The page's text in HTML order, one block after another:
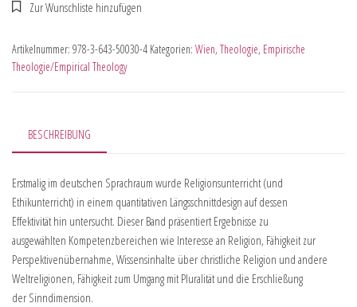
Artikelnummer: 978-3-643-50030-4 Kategorien: Wien, Theologie, Empirische
Theologie/Empirical Theology
BESCHREIBUNG
Erstmalig im deutschen Sprachraum wurde Religionsunterricht (und
Ethikunterricht) in einem quantitativen Längsschnittdesign auf dessen
Effektivität hin untersucht. Dieser Band präsentiert Ergebnisse zu
ausgewählten Kompetenzbereichen wie Interesse an Religion, Fähigkeit zur
Perspektivenübernahme, Wissensinhalte über christliche Religion und andere
Weltreligionen, Fähigkeit zum Umgang mit Pluralität und die Erschließung
der Sinndimension.